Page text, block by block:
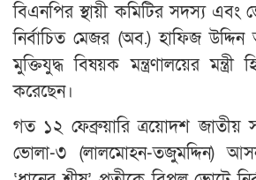
বিএনপির স্থায়ী কমিটির সদস্য
নির্বাচিত মেজর (অব.) হাফিজ
মুক্তিযুদ্ধ বিষয়ক মন্ত্রণালয়ের মন্ত্রী
করেছেন।
গত ১২ ফেব্রুয়ারি ত্রয়োদশ জাতীয়
ভোলা-৩ (লালমোহন-তজুমদ্দিন)